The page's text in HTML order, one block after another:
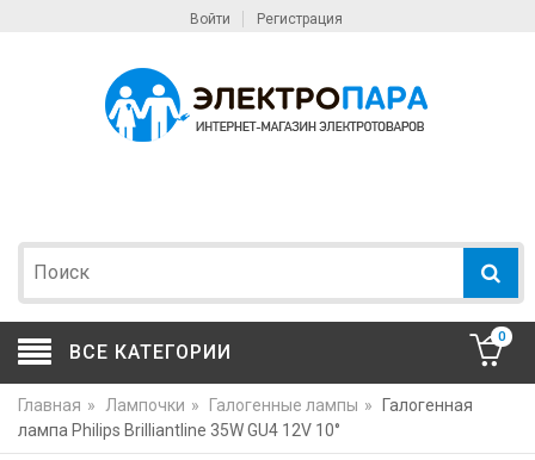
Войти Регистрация
ВСЕ КАТЕГОРИИ
0
Главная » Лампочки » Галогенные лампы »
Галогенная
лампа Philips Brilliantline 35W GU4 12V 10°